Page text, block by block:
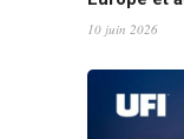
10 juin 2026